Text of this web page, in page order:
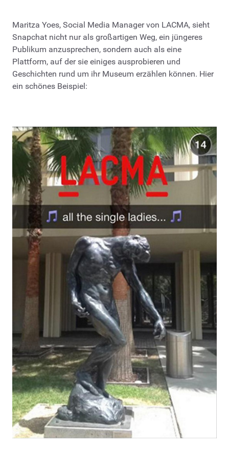
Maritza Yoes, Social Media Manager von LACMA, sieht
Snapchat nicht nur als großartigen Weg, ein jüngeres
Publikum anzusprechen, sondern auch als eine
Plattform, auf der sie einiges ausprobieren und
Geschichten rund um ihr Museum erzählen können. Hier
ein schönes Beispiel: